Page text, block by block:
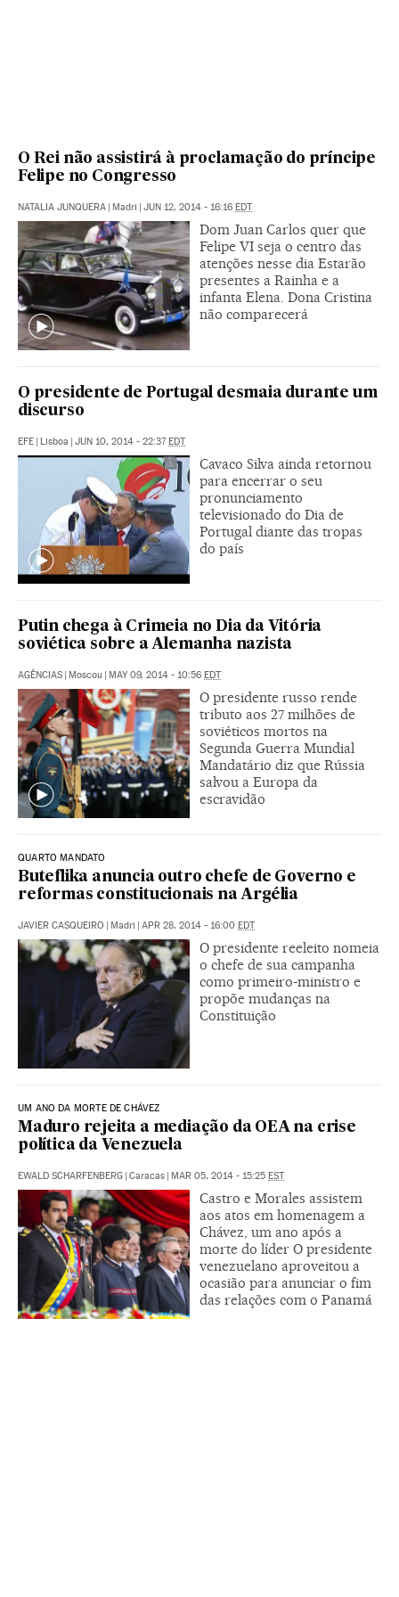
O Rei não assistirá à proclamação do príncipe
Felipe no Congresso
NATALIA JUNQUERA | Madri | JUN 12, 2014 - 16:16 EDT
Dom Juan Carlos quer que
Felipe VI seja o centro das
atenções nesse dia Estarão
presentes a Rainha e a
infanta Elena. Dona Cristina
não comparecerá
O presidente de Portugal desmaia durante um
discurso
EFE | Lisboa | JUN 10, 2014 - 22:37EDT
Cavaco Silva ainda retornou
para encerrar o seu
pronunciamento
televisionado do Dia de
Portugal diante das tropas
do país
Putin chega à Crimeia no Dia da Vitória
soviética sobre a Alemanha nazista
AGÊNCIAS Moscou MAY 09, 2014 - 10:56 EDT
O presidente russo rende
tributo aos 27 milhões de
soviéticos mortos na
Segunda Guerra Mundial
Mandatário diz que Rússia
salvou a Europa da
escravidão
QUARTO MANDATO
Buteflika anuncia outro chefe de Governo e
reformas constitucionais na Argélia
JAVIER CASQUEIRO Madri APR 28, 2014 - 16:00 EDT
O presidente reeleito nomeia
o chefe de sua campanha
como primeiro-ministro e
propõe mudanças na
Constituição
UM ANO DA MORTE DE CHÁVEZ
Maduro rejeita a mediação da OEA na crise
política da Venezuela
EWALD SCHARFENBERG Caracas MAR 05, 2014 - 15:25 EST
Castro e Morales assistem
aos atos em homenagem a
Chávez, um ano após a
morte do líder O presidente
venezuelano aproveitou a
ocasião para anunciar o fim
das relações com o Panamá